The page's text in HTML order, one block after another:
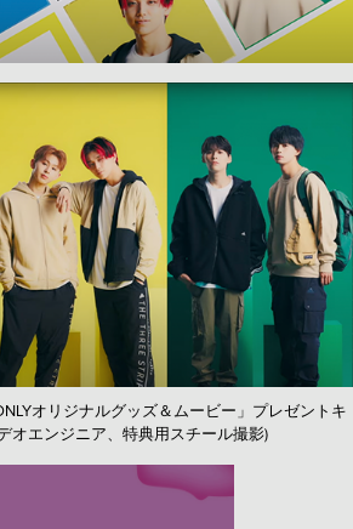
オリジナルグッズ＆ムービー」プレゼントキ
オエンジニア、特典用スチール撮影)